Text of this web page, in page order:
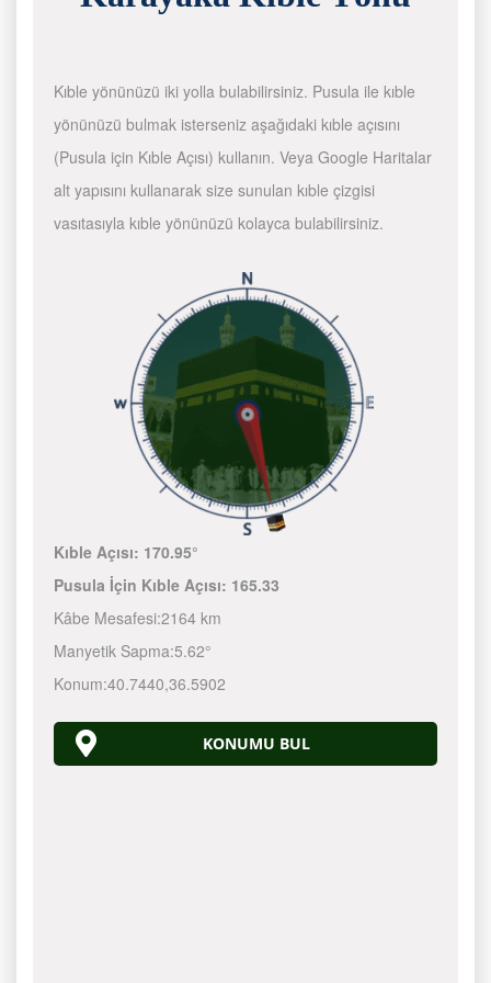
Kıble yönünüzü iki yolla bulabilirsiniz. Pusula ile kıble
yönünüzü bulmak isterseniz aşağıdaki kıble açısını
(Pusula için Kıble Açısı) kullanın. Veya Google Haritalar
alt yapısını kullanarak size sunulan kıble çizgisi
vasıtasıyla kıble yönünüzü kolayca bulabilirsiniz.
Kıble Açısı: 170.95°
Pusula İçin Kıble Açısı: 165.33
Kâbe Mesafesi:2164 km
Manyetik Sapma:5.62°
Konum:40.7440,36.5902
KONUMU BUL